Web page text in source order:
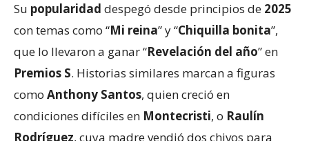
Su popularidad despegó desde principios de 2025
con temas como “Mi reina” y “Chiquilla bonita”,
que lo llevaron a ganar “Revelación del año” en
Premios S. Historias similares marcan a figuras
como Anthony Santos, quien creció en
condiciones difíciles en Montecristi, o Raulín
Rodríguez, cuya madre vendió dos chivos para